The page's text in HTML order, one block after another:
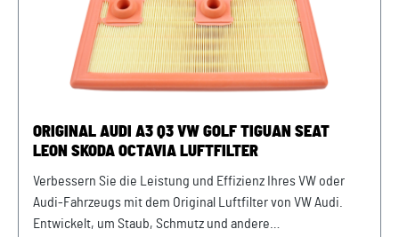
oder in der Kaufabwicklung die 17-stellige
Fahrgestellnummer(Bsp. VW: WVWZZZ... Audi: WAUZZZ...)
Ihres Fahrzeugs mitzuteilen. Wir prüfen vorab, ob der
gewünschte Artikel zum Fahrzeug passt.
ORIGINAL AUDI A3 Q3 VW GOLF TIGUAN SEAT
LEON SKODA OCTAVIA LUFTFILTER
Verbessern Sie die Leistung und Effizienz Ihres VW oder
Audi-Fahrzeugs mit dem Original Luftfilter von VW Audi.
Entwickelt, um Staub, Schmutz und andere